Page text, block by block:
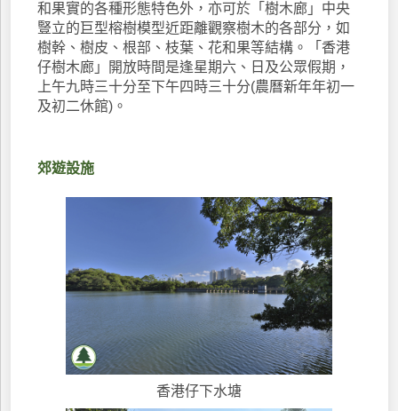
和果實的各種形態特色外，亦可於「樹木廊」中央
豎立的巨型榕樹模型近距離觀察樹木的各部分，如
樹幹、樹皮、根部、枝葉、花和果等結構。「香港
仔樹木廊」開放時間是逢星期六、日及公眾假期，
上午九時三十分至下午四時三十分(農曆新年年初一
及初二休館)。
郊遊設施
香港仔下水塘